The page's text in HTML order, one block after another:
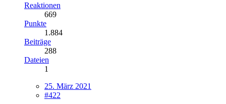
Reaktionen
669
Punkte
1.884
Beiträge
288
Dateien
1
25. März 2021
#422